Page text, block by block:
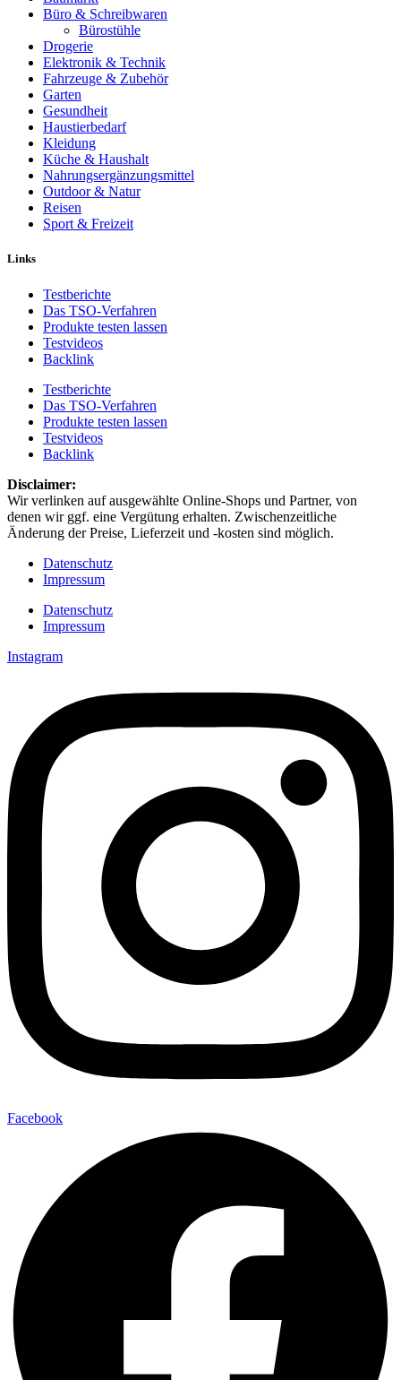
Büro & Schreibwaren
Bürostühle
Drogerie
Elektronik & Technik
Fahrzeuge & Zubehör
Garten
Gesundheit
Haustierbedarf
Kleidung
Küche & Haushalt
Nahrungsergänzungsmittel
Outdoor & Natur
Reisen
Sport & Freizeit
Links
Testberichte
Das TSO-Verfahren
Produkte testen lassen
Testvideos
Backlink
Testberichte
Das TSO-Verfahren
Produkte testen lassen
Testvideos
Backlink
Disclaimer: ​
Wir verlinken auf ausgewählte Online-Shops und Partner, von
denen wir ggf. eine Vergütung erhalten. Zwischenzeitliche
Änderung der Preise, Lieferzeit und -kosten sind möglich.
Datenschutz
Impressum
Datenschutz
Impressum
Instagram
Facebook